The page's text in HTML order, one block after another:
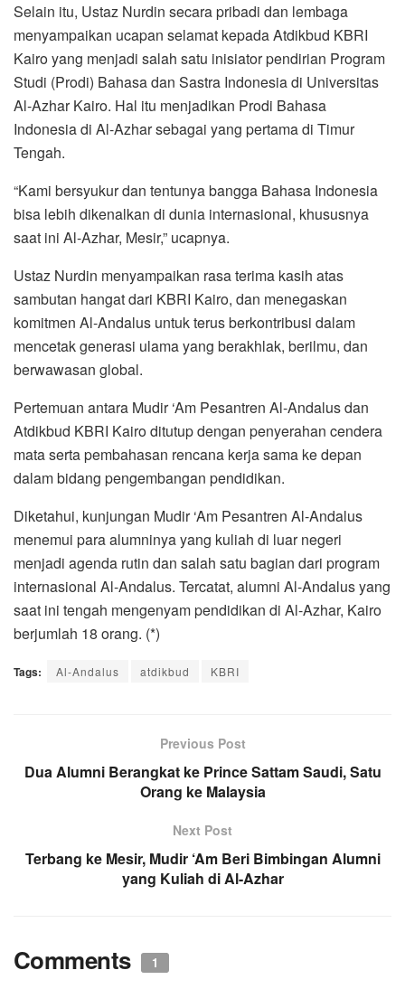
Selain itu, Ustaz Nurdin secara pribadi dan lembaga
menyampaikan ucapan selamat kepada Atdikbud KBRI
Kairo yang menjadi salah satu inisiator pendirian Program
Studi (Prodi) Bahasa dan Sastra Indonesia di Universitas
Al-Azhar Kairo. Hal itu menjadikan Prodi Bahasa
Indonesia di Al-Azhar sebagai yang pertama di Timur
Tengah.
“Kami bersyukur dan tentunya bangga Bahasa Indonesia
bisa lebih dikenalkan di dunia internasional, khususnya
saat ini Al-Azhar, Mesir,” ucapnya.
Ustaz Nurdin menyampaikan rasa terima kasih atas
sambutan hangat dari KBRI Kairo, dan menegaskan
komitmen Al-Andalus untuk terus berkontribusi dalam
mencetak generasi ulama yang berakhlak, berilmu, dan
berwawasan global.
Pertemuan antara Mudir ‘Am Pesantren Al-Andalus dan
Atdikbud KBRI Kairo ditutup dengan penyerahan cendera
mata serta pembahasan rencana kerja sama ke depan
dalam bidang pengembangan pendidikan.
Diketahui, kunjungan Mudir ‘Am Pesantren Al-Andalus
menemui para alumninya yang kuliah di luar negeri
menjadi agenda rutin dan salah satu bagian dari program
internasional Al-Andalus. Tercatat, alumni Al-Andalus yang
saat ini tengah mengenyam pendidikan di Al-Azhar, Kairo
berjumlah 18 orang. (*)
Tags: Al-Andalus atdikbud KBRI
Previous Post
Dua Alumni Berangkat ke Prince Sattam Saudi, Satu
Orang ke Malaysia
Next Post
Terbang ke Mesir, Mudir ‘Am Beri Bimbingan Alumni
yang Kuliah di Al-Azhar
Comments 1